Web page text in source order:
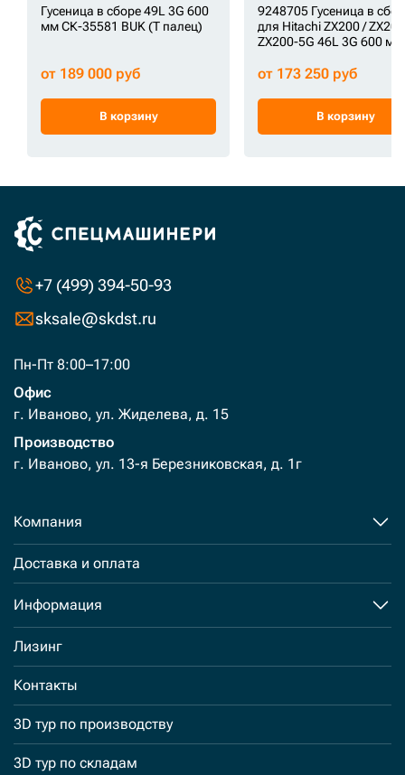
Гусеница в сборе 49L 3G 600
мм СК-35581 BUK (Т палец)
от 189 000 руб
В корзину
9248705 Гусеница в
для Hitachi ZX200 /
ZX200-5G 46L 3G 600 мм
от 173 250 руб
В корзину
+7 (499) 394-50-93
sksale@skdst.ru
Пн-Пт 8:00–17:00
Офис
г. Иваново, ул. Жиделева, д. 15
Производство
г. Иваново, ул. 13-я Березниковская, д. 1г
Компания
Доставка и оплата
Информация
Лизинг
Контакты
3D тур по производству
3D тур по складам